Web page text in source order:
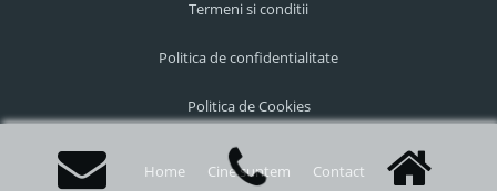
Termeni si conditii
Politica de confidentialitate
Politica de Cookies
Home Cine suntem Contact